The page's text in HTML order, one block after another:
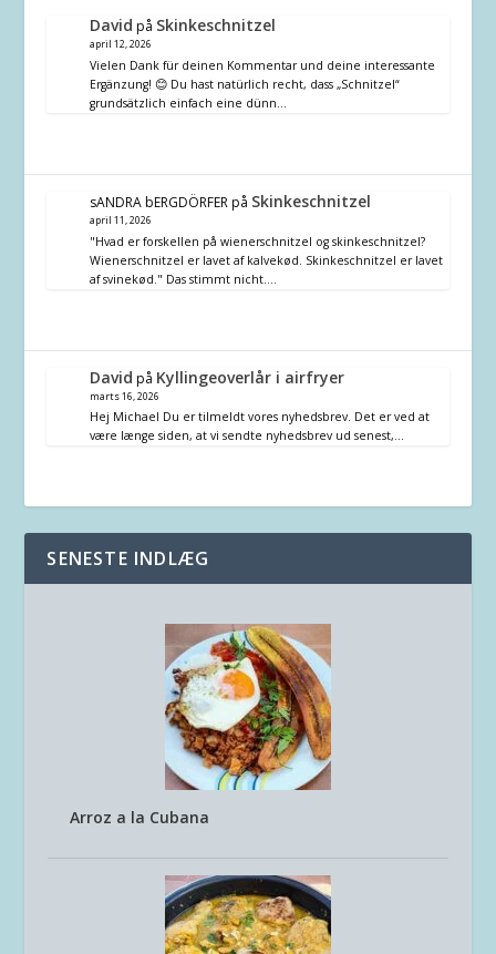
David på Skinkeschnitzel
april 12, 2026
Vielen Dank für deinen Kommentar und deine interessante
Ergänzung! 😊 Du hast natürlich recht, dass „Schnitzel“
grundsätzlich einfach eine dünn…
sANDRA bERGDÖRFERpå Skinkeschnitzel
april 11, 2026
"Hvad er forskellen på wienerschnitzel og skinkeschnitzel?
Wienerschnitzel er lavet af kalvekød. Skinkeschnitzel er lavet
af svinekød." Das stimmt nicht.…
David på Kyllingeoverlår i airfryer
marts 16, 2026
Hej Michael Du er tilmeldt vores nyhedsbrev. Det er ved at
være længe siden, at vi sendte nyhedsbrev ud senest,…
SENESTE INDLÆG
Arroz a la Cubana